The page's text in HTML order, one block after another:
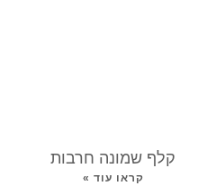
קלף שמונה חרבות
קראו עוד »